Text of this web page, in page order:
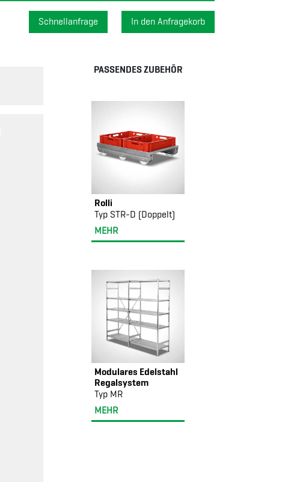
Schnellanfrage
PASSENDES ZUBEHÖR
Rolli
Typ STR-D (Doppelt)
MEHR
Modulares Edelstahl
Regalsystem
Typ MR
MEHR